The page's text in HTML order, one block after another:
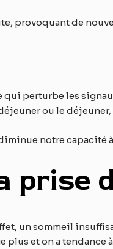
provoquant de
qui perturbe les
ou le
notre capacité
prise
un sommeil
plus et on a